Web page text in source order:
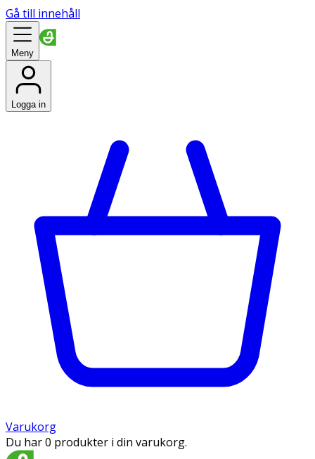
Gå till innehåll
Meny
Logga in
Varukorg
Du har 0 produkter i din varukorg.